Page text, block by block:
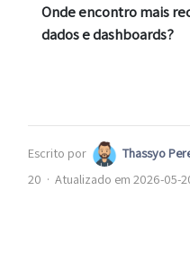
Onde encontro mais
dados e dashboards?
Escrito por Thassyo
20 · Atualizado em 2026-05-